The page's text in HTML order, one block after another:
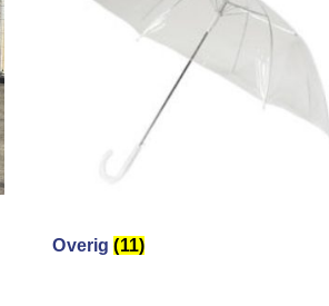
Overig(11)